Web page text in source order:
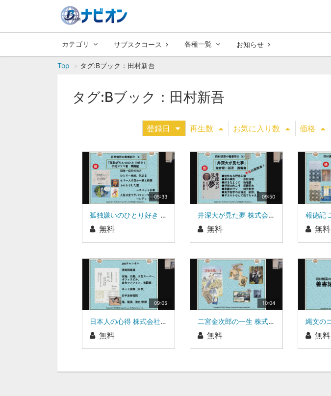
カテゴリ サブスクコース 各種一覧 お知らせ
Top タグ:Bブック：田村新吾
タグ:Bブック：田村新吾
登録日 再生数 お気に入り数 価格
05:33
孤独嫌いのひとり好き 株式会社ワンダーワークス 代表取締役 田村新吾
無料
09:50
井深大が見た夢 株式会社ワンダーワークス 代表取締役 田村新吾
無料 無料
09:05
日本人の心得 株式会社ワンダーワークス 代表取締役 田村新吾
無料
10:04
二宮金次郎の一生 株式会社ワンダーワークス 代表取締役 田村新吾
無料 無料